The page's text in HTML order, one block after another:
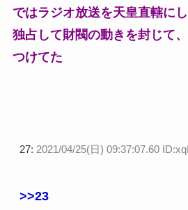
ではラジオ放送を天皇直轄に
独占して財閥の動きを封じて
つけてた
27: 2021/04/25(日) 09:37:07.60
>>23